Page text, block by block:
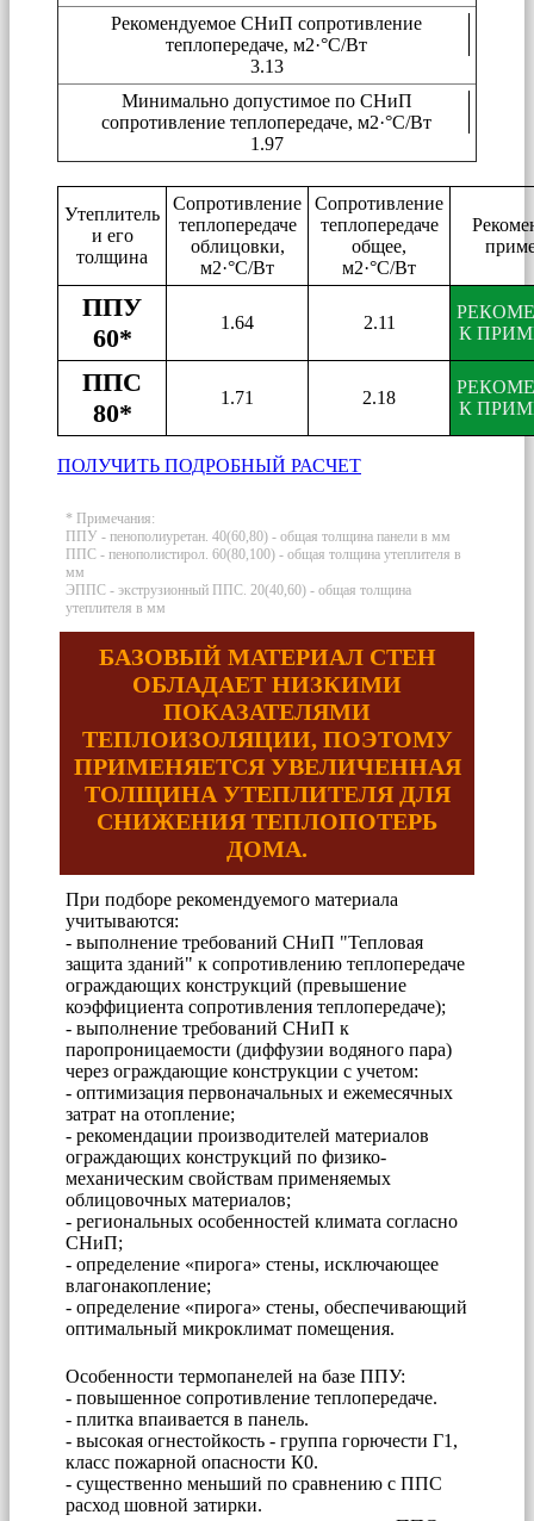
Рекомендуемое СНиП сопротивление
теплопередаче, м2·°C/Вт
3.13
Минимально допустимое по СНиП
сопротивление теплопередаче, м2·°C/Вт
1.97
Утеплитель
и его
толщина
Сопротивление
теплопередаче
облицовки,
м2·°C/Вт
Сопротивление
теплопередаче
общее,
м2·°C/Вт
ППУ
60*
1.64 2.11
К
ППС
80*
1.71 2.18
К
ПОЛУЧИТЬ ПОДРОБНЫЙ РАСЧЕТ
* Примечания:
ППУ - пенополиуретан. 40(60,80) - общая толщина панели в мм
ППС - пенополистирол. 60(80,100) - общая толщина утеплителя в
мм
ЭППС - экструзионный ППС. 20(40,60) - общая толщина
утеплителя в мм
БАЗОВЫЙ МАТЕРИАЛ СТЕН
ОБЛАДАЕТ НИЗКИМИ
ПОКАЗАТЕЛЯМИ
ТЕПЛОИЗОЛЯЦИИ, ПОЭТОМУ
ПРИМЕНЯЕТСЯ УВЕЛИЧЕННАЯ
ТОЛЩИНА УТЕПЛИТЕЛЯ ДЛЯ
СНИЖЕНИЯ ТЕПЛОПОТЕРЬ
ДОМА.
При подборе рекомендуемого материала
учитываются:
- выполнение требований СНиП "Тепловая
защита зданий" к сопротивлению теплопередаче
ограждающих конструкций (превышение
коэффициента сопротивления теплопередаче);
- выполнение требований СНиП к
паропроницаемости (диффузии водяного пара)
через ограждающие конструкции с учетом:
- оптимизация первоначальных и ежемесячных
затрат на отопление;
- рекомендации производителей материалов
ограждающих конструкций по физико-
механическим свойствам применяемых
облицовочных материалов;
- региональных особенностей климата согласно
СНиП;
- определение «пирога» стены, исключающее
влагонакопление;
- определение «пирога» стены, обеспечивающий
оптимальный микроклимат помещения.
Особенности термопанелей на базе ППУ:
- повышенное сопротивление теплопередаче.
- плитка впаивается в панель.
- высокая огнестойкость - группа горючести Г1,
класс пожарной опасности К0.
- существенно меньший по сравнению с ППС
расход шовной затирки.